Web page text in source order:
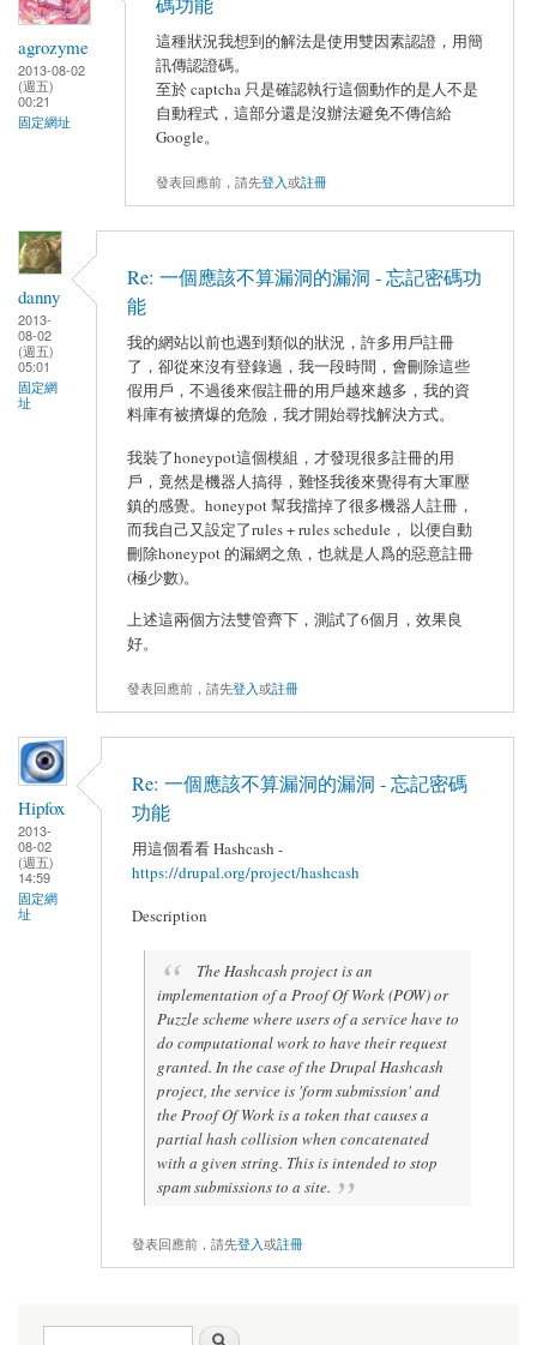
agrozyme
2013-08-02
(週五)
00:21
固定網址
這種狀況我想到的解法是使用雙因素認證，用簡
訊傳認證碼。
至於 captcha 只是確認執行這個動作的是人不是
自動程式，這部分還是沒辦法避免不傳信給
Google。
發表回應前，請先登入或註冊
danny
2013-
08-02
(週五)
05:01
固定網
址
Re: 一個應該不算漏洞的漏洞 - 忘記密碼功
能
我的網站以前也遇到類似的狀況，許多用戶註冊
了，卻從來沒有登錄過，我一段時間，會刪除這些
假用戶，不過後來假註冊的用戶越來越多，我的資
料庫有被擠爆的危險，我才開始尋找解決方式。
我裝了honeypot這個模組，才發現很多註冊的用
戶，竟然是機器人搞得，難怪我後來覺得有大軍壓
鎮的感覺。honeypot 幫我擋掉了很多機器人註冊，
而我自己又設定了rules + rules schedule， 以便自動
刪除honeypot 的漏網之魚，也就是人爲的惡意註冊
(極少數)。
上述這兩個方法雙管齊下，測試了6個月，效果良
好。
發表回應前，請先登入或註冊
Hipfox
2013-
08-02
(週五)
14:59
固定網
址
Re: 一個應該不算漏洞的漏洞 - 忘記密碼
功能
用這個看看 Hashcash -
https://drupal.org/project/hashcash
Description
The Hashcash project is an
implementation of a Proof Of Work (POW) or
Puzzle scheme where users of a service have to
do computational work to have their request
granted. In the case of the Drupal Hashcash
project, the service is 'form submission' and
the Proof Of Work is a token that causes a
partial hash collision when concatenated
with a given string. This is intended to stop
spam submissions to a site.
發表回應前，請先登入或註冊
搜尋表單